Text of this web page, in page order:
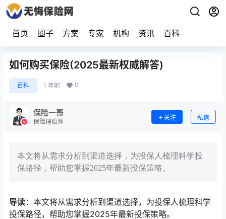
首页 圈子 方案 专家 机构 资讯 百科
如何购买保险(2025最新权威解答)
百科 1 年前 0
保险一哥
保险理赔师
关注 私信
本文将从需求分析到渠道选择，为投保人梳理科学投
保路径，帮助您掌握2025年最新投保策略。
导读：本文将从需求分析到渠道选择，为投保人梳理科学
投保路径，帮助您掌握2025年最新投保策略。